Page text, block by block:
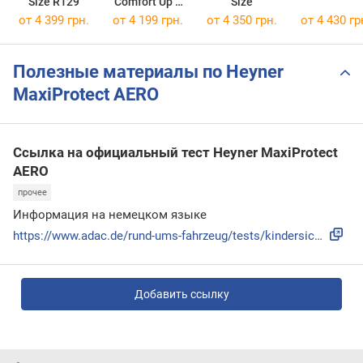
Plus i-Size
от 4 399 грн. от 4 199 грн. от 4 350 грн. от 4 430
Полезные материалы по Heyner
MaxiProtect AERO
Ссылка на официальный тест Heyner MaxiProtect
AERO
прочее
Информация на немецком языке
https://www.adac.de/rund-ums-fahrzeug/tests/kindersicherhei...
Добавить ссылку